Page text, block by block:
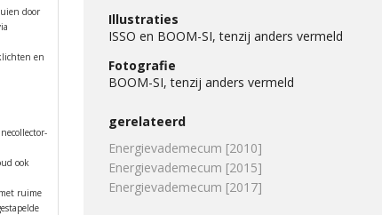
door
en
ook
ruime
Illustraties
ISSO en BOOM-SI, tenzij anders vermeld
Fotografie
BOOM-SI, tenzij anders vermeld
gerelateerd
Energievademecum [2010]
Energievademecum [2015]
Energievademecum [2017]